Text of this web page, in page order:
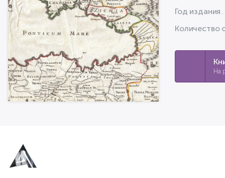
Год издания
Количество
На